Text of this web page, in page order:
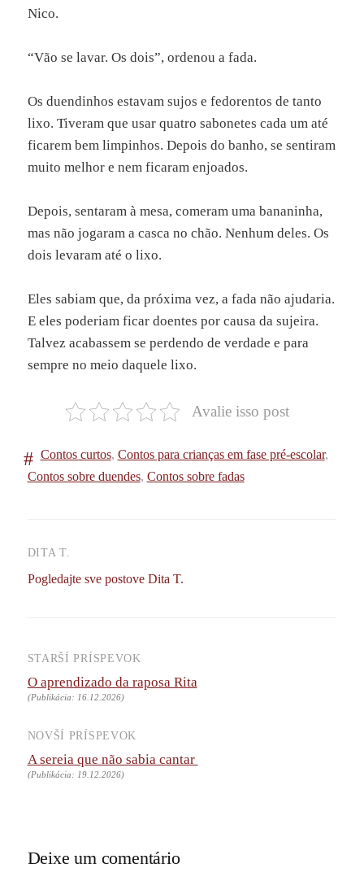
Nico.
“Vão se lavar. Os dois”, ordenou a fada.
Os duendinhos estavam sujos e fedorentos de tanto
lixo. Tiveram que usar quatro sabonetes cada um até
ficarem bem limpinhos. Depois do banho, se sentiram
muito melhor e nem ficaram enjoados.
Depois, sentaram à mesa, comeram uma bananinha,
mas não jogaram a casca no chão. Nenhum deles. Os
dois levaram até o lixo.
Eles sabiam que, da próxima vez, a fada não ajudaria.
E eles poderiam ficar doentes por causa da sujeira.
Talvez acabassem se perdendo de verdade e para
sempre no meio daquele lixo.
Avalie isso post
Contos curtos, Contos para crianças em fase pré-escolar,
Contos sobre duendes, Contos sobre fadas
DITA T.
Pogledajte sve postove Dita T.
Navigácia
príspevkov
STARŠÍ PRÍSPEVOK
O aprendizado da raposa Rita
(Publikácia: 16.12.2026)
NOVŠÍ PRÍSPEVOK
A sereia que não sabia cantar
(Publikácia: 19.12.2026)
Deixe um comentário